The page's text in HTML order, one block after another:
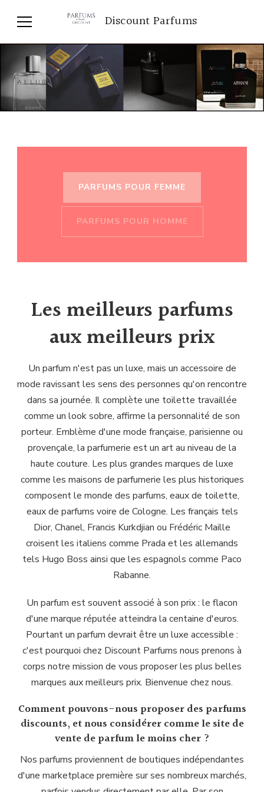
Discount Parfums
PARFUMS POUR FEMME
PARFUMS POUR HOMME
Les meilleurs parfums
aux meilleurs prix
Un parfum n'est pas un luxe, mais un accessoire de
mode ravissant les sens des personnes qu'on rencontre
dans sa journée. Il complète une toilette travaillée
comme un look sobre, affirme la personnalité de son
porteur. Emblème d'une mode française, parisienne ou
provençale, la parfumerie est un art au niveau de la
haute couture. Les plus grandes marques de luxe
comme les maisons de parfumerie les plus historiques
composent le monde des parfums, eaux de toilette,
eaux de parfums voire de Cologne. Les français tels
Dior, Chanel, Francis Kurkdjian ou Frédéric Maille
croisent les italiens comme Prada et les allemands
tels Hugo Boss ainsi que les espagnols comme Paco
Rabanne.
Un parfum est souvent associé à son prix : le flacon
d'une marque réputée atteindra la centaine d'euros.
Pourtant un parfum devrait être un luxe accessible :
c'est pourquoi chez Discount Parfums nous prenons à
corps notre mission de vous proposer les plus belles
marques aux meilleurs prix. Bienvenue chez nous.
Comment pouvons-nous proposer des parfums
discounts, et nous considérer comme le site de
vente de parfum le moins cher ?
Nos parfums proviennent de boutiques indépendantes
d'une marketplace première sur ses nombreux marchés,